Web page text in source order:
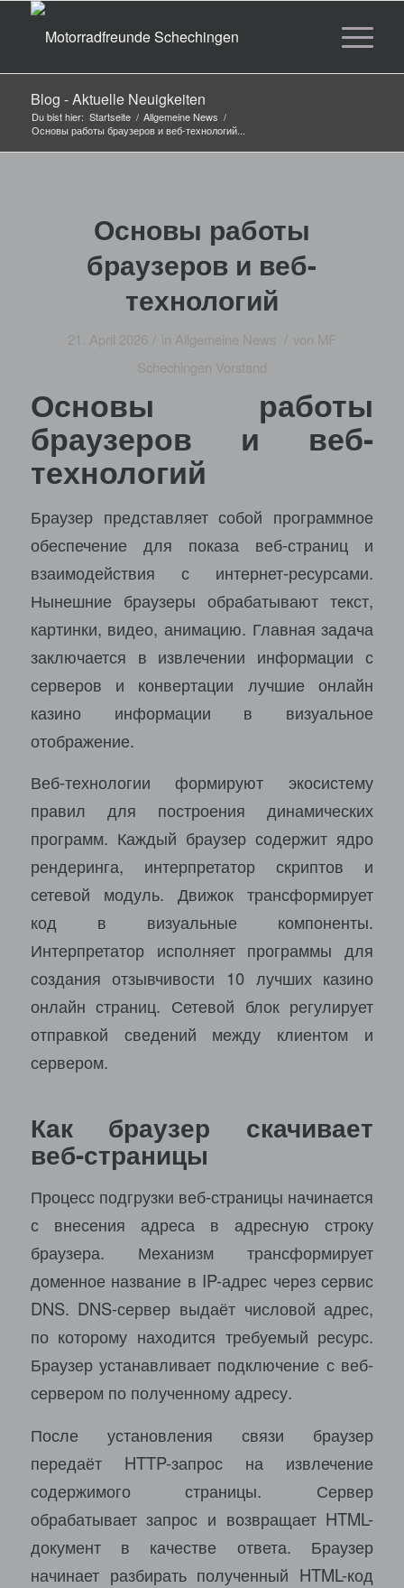
Blog - Aktuelle Neuigkeiten
Du bist hier: Startseite / Allgemeine News /
Основы работы браузеров и веб-технологий...
Основы работы
браузеров и веб-
технологий
21. April 2026 in Allgemeine News von
Schechingen Vorstand
Основы работы
браузеров и веб-
технологий
Браузер представляет собой программное
обеспечение для показа веб-страниц и
взаимодействия с интернет-ресурсами.
Нынешние браузеры обрабатывают текст,
картинки, видео, анимацию. Главная задача
заключается в извлечении информации с
серверов и конвертации лучшие онлайн
казиноинформации в визуальное
отображение.
Веб-технологии формируют экосистему
правил для построения динамических
программ. Каждый браузер содержит ядро
рендеринга, интерпретатор скриптов и
сетевой модуль. Движок трансформирует
код в визуальные компоненты.
Интерпретатор исполняет программы для
создания отзывчивости 10 лучших казино
онлайн страниц. Сетевой блок регулирует
отправкой сведений между клиентом и
сервером.
Как браузер скачивает
веб-страницы
Процесс подгрузки веб-страницы начинается
с внесения адреса в адресную строку
браузера. Механизм трансформирует
доменное название в IP-адрес через сервис
DNS. DNS-сервер выдаёт числовой адрес,
по которому находится требуемый ресурс.
Браузер устанавливает подключение с веб-
сервером по полученному адресу.
После установления связи браузер
передаёт HTTP-запрос на извлечение
содержимого страницы. Сервер
обрабатывает запрос и возвращает HTML-
документ в качестве ответа. Браузер
начинает разбирать полученный HTML-код